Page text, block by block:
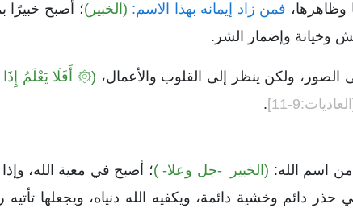
وظاهرها، فمن زاد إيمانه بهذا الاسم: (الخبير)؛ أصبح خبيرًا
وخيانة وإضمار الشر.
ولكن ينظر إلى القلوب والأعمال، (۞ أَفَلَا يَعْلَمُ إِذَا
[العاديات:9-11] .
اسم الله: (الخبير -جل وعلا- )؛ أصبح في معية الله،
حذر دائم وخشية دائمة، ويكفيه الله دنياه، ويجعلها